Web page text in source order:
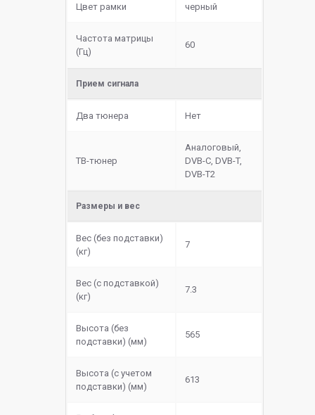
Цвет рамки черный
Частота матрицы
(Гц)
60
Прием сигнала
Два тюнера Нет
ТВ-тюнер
Аналоговый,
DVB-C, DVB-T,
DVB-T2
Размеры и вес
Вес (без подставки)
(кг)
7
Вес (с подставкой)
(кг)
7.3
Высота (без
подставки) (мм)
565
Высота (с учетом
подставки) (мм)
613